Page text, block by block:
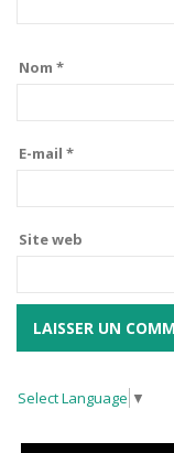
Nom *
E-mail *
Site web
Select Language ▼